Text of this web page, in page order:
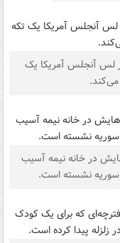
مرد بی خانمان 56 ساله در لس آنجلس آمریکا یک
در خانه نیمه آسیب
سوریه نشسته است.